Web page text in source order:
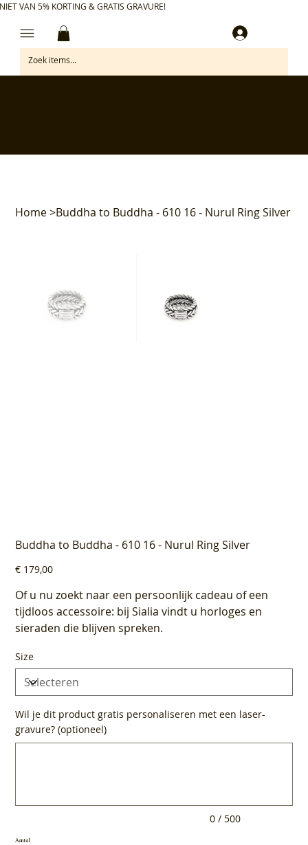
VAN 5% KORTING & GRATIS GRAVURE!
Home>Buddha to Buddha - 610 16 - Nurul Ring Silver
Buddha to Buddha - 610 16 - Nurul Ring Silver
Prijs
€ 179,00
Of u nu zoekt naar een persoonlijk cadeau of een
tijdloos accessoire: bij Sialia vindt u horloges en
sieraden die blijven spreken.
Size
Wil je dit product gratis personaliseren met een laser-
gravure? (optioneel)
0 / 500
Aantal